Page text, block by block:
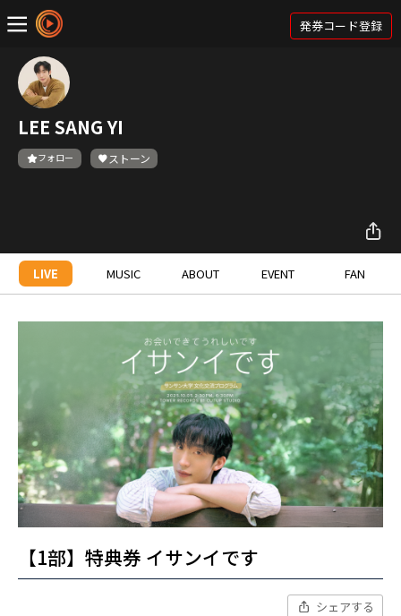
発券コード登録
LEE SANG YI
フォロー ストーン
LIVE MUSIC ABOUT EVENT FAN
【1部】特典券 イサンイです
シェアする